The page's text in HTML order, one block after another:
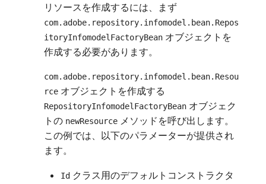
リソースを作成するには、まず
com.adobe.repository.infomodel.bean.Repos
itoryInfomodelFactoryBean オブジェクトを
作成する必要があります。
com.adobe.repository.infomodel.bean.Resou
rce オブジェクトを作成する
RepositoryInfomodelFactoryBean オブジェク
トの newResource メソッドを呼び出します。
この例では、以下のパラメーターが提供され
ます。
Id クラス用のデフォルトコンストラクタ